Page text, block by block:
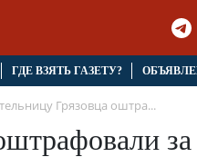
ГДЕ ВЗЯТЬ ГАЗЕТУ?
Грязовца оштра...